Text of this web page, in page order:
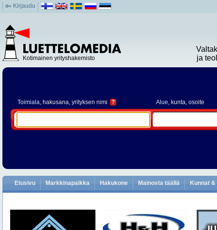
Kirjaudu
Kotimainen yrityshakemisto
ja
Toimiala, hakusana, yrityksen nimi ? Alue, kunta, osoite
Etusivu Markkinapaikka Hakukone Mainosta täällä Kunnat